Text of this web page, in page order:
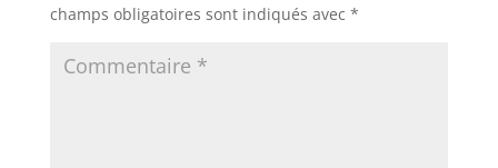
champs obligatoires sont indiqués avec *